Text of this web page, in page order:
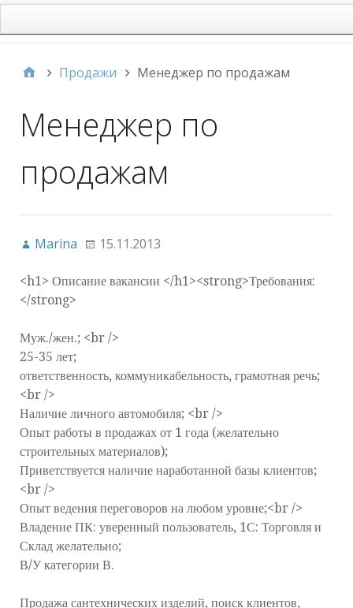
Продажи Менеджер по продажам
Менеджер по
продажам
Marina 15.11.2013
<h1> Описание вакансии </h1><strong>Требования:
</strong>
Муж./жен.; <br />
25-35 лет;
ответственность, коммуникабельность, грамотная речь;
<br />
Наличие личного автомобиля; <br />
Опыт работы в продажах от 1 года (желательно
строительных материалов);
Приветствуется наличие наработанной базы клиентов;
<br />
Опыт ведения переговоров на любом уровне;<br />
Владение ПК: уверенный пользователь, 1С: Торговля и
Склад желательно;
В/У категории В.
Продажа сантехнических изделий, поиск клиентов,